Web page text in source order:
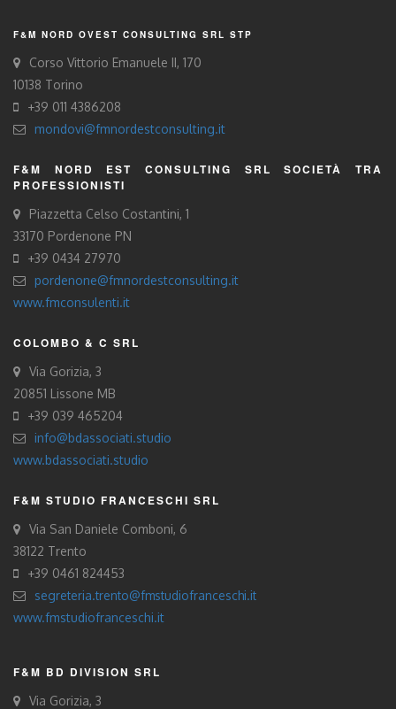
F&M NORD OVEST CONSULTING SRL STP
Corso Vittorio Emanuele II, 170
10138 Torino
+39 011 4386208
mondovi@fmnordestconsulting.it
F&M NORD EST CONSULTING SRL SOCIETÀ TRA
PROFESSIONISTI
Piazzetta Celso Costantini, 1
33170 Pordenone PN
+39 0434 27970
pordenone@fmnordestconsulting.it
www.fmconsulenti.it
COLOMBO & C SRL
Via Gorizia, 3
20851 Lissone MB
+39 039 465204
info@bdassociati.studio
www.bdassociati.studio
F&M STUDIO FRANCESCHI SRL
Via San Daniele Comboni, 6
38122 Trento
+39 0461 824453
segreteria.trento@fmstudiofranceschi.it
www.fmstudiofranceschi.it
F&M BD DIVISION SRL
Via Gorizia, 3